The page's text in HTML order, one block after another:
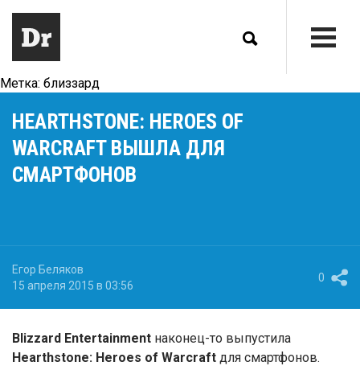
Метка: близзард
HEARTHSTONE: HEROES OF
WARCRAFT ВЫШЛА ДЛЯ
СМАРТФОНОВ
Егор Беляков
15 апреля 2015 в 03:56
0
Blizzard Entertainment наконец-то выпустила
Hearthstone: Heroes of Warcraft для смартфонов.